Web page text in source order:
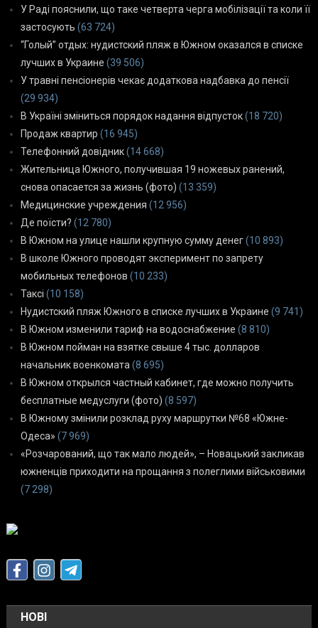
У Раді пояснили, що таке четверта черга мобілізації та коли її
застосують (63 724)
“Голый” отдых: нудистский пляж в Южном оказался в списке
лучших в Украине (39 506)
У травні пенсіонерів чекає додаткова надбавка до пенсії
(29 934)
В Україні зміниться порядок надання відпусток(18 720)
Продаж квартир (16 945)
Телефонний довідник(14 668)
Жительница Южного, получившая 19 ножевых ранений,
снова опасается за жизнь (фото) (13 359)
Медицинские учреждения (12 956)
Де поїсти? (12 780)
В Южном на улице нашли крупную сумму денег(10 893)
В школе Южного проводят эксперимент по запрету
мобильных телефонов (10 233)
Таксі (10 158)
Нудистский пляж Южного в списке лучших в Украине (9 741)
В Южном изменили тариф на водоснабжение (8 810)
В Южном пойман на взятке свыше 4 тыс. долларов
начальник военкомата (8 695)
В Южном открылся частный кабинет, где можно получить
бесплатные медуслуги (фото) (8 597)
В Южному змінили розклад руху маршрутки №68 «Южне-
Одеса» (7 969)
«Розчарований, що так мало людей», – Новацький закликав
южненців приходити на прощання з полеглими військовими
(7 298)
НОВІ